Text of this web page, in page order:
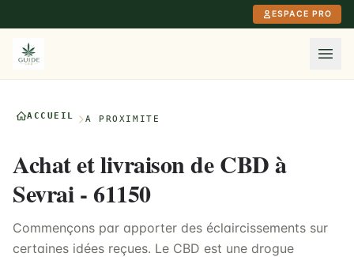
ESPACE PRO
ACCUEIL À PROXIMITÉ
Achat et livraison de CBD à
Sevrai - 61150
Commençons par apporter des éclaircissements sur
certaines idées reçues. Le CBD est une drogue